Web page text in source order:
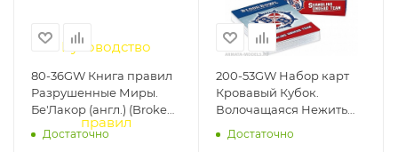
80-36GW Книга правил
Разрушенные Миры.
Бе'Лакор (англ.) (Broken
Realms: Be'lakor (HB,
Eng)) Games Workshop
Достаточно
200-53GW Набор карт
Кровавый Кубок.
Волочащаяся Нежить
(Blood Bowl: Shambling
Undead Team Cards)
Достаточно